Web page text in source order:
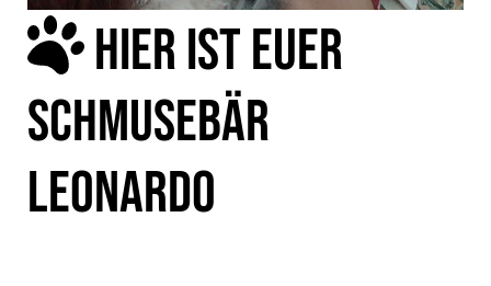
HIER IST EUER
SCHMUSEBÄR
LEONARDO